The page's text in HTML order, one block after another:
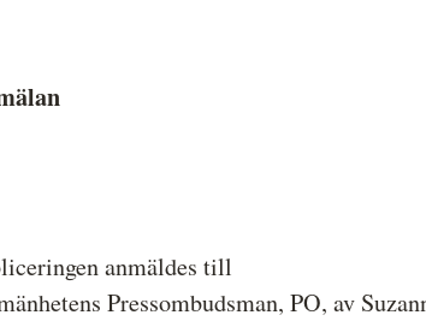
anmäldes till
Pressombudsman, PO, av